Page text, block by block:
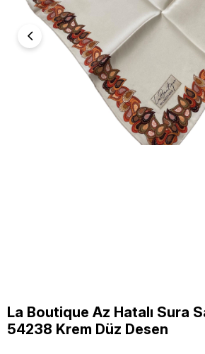
La Boutique Az Hatalı Sura
54238 Krem Düz Desen